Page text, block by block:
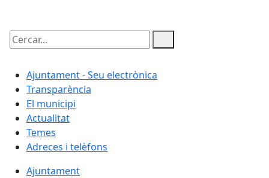
Cercar:
Ajuntament - Seu electrònica
Transparència
El municipi
Actualitat
Temes
Adreces i telèfons
Ajuntament